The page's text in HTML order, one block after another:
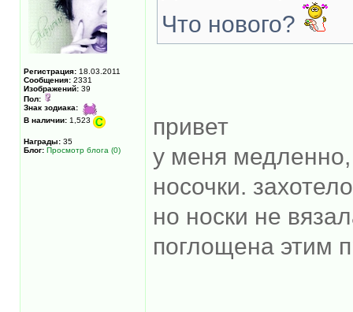
Регистрация: 18.03.2011
Сообщения: 2331
Изображений: 39
Пол:
Знак зодиака:
В наличии: 1,523
Награды: 35
Блог: Просмотр блога (0)
Что нового?
привет
у меня медленно,
носочки.
но носки не
поглощена этим